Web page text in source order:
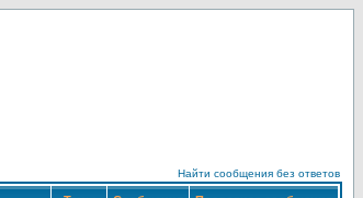
Найти сообщения без ответов